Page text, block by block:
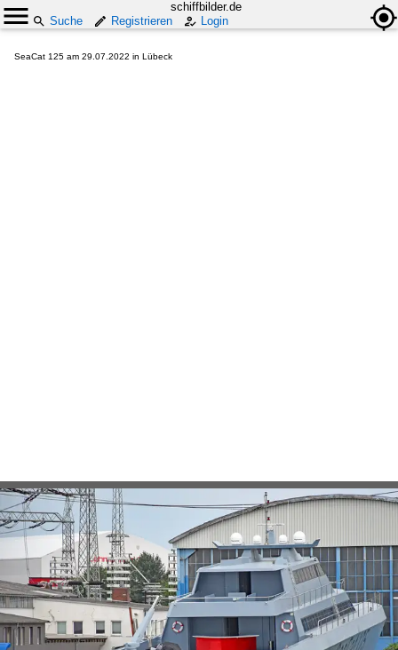
schiffbilder.de
Suche
Registrieren Login
SeaCat 125 am 29.07.2022 in Lübeck